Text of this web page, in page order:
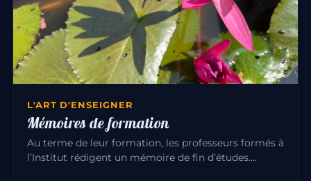
L'ART D'ENSEIGNER
Mémoires de formation
Au terme de leur formation, les professeurs formés à
l’Institut rédigent un mémoire de fin d’études.